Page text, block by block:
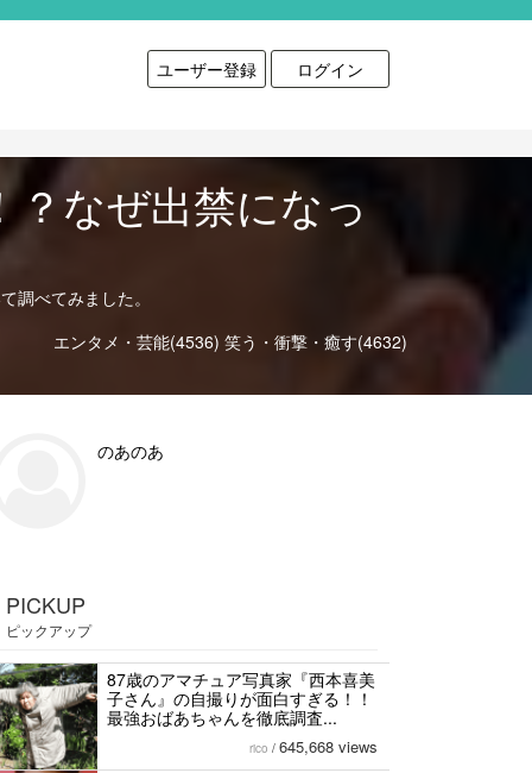
ユーザー登録 ログイン
？なぜ出禁になっ
調べてみました。
エンタメ・芸能(4536) 笑う・衝撃・癒す(4632)
のあのあ
PICKUP
ピックアップ
87歳のアマチュア写真家『西本喜美
子さん』の自撮りが面白すぎる！！
最強おばあちゃんを徹底調査...
rico / 645,668 views